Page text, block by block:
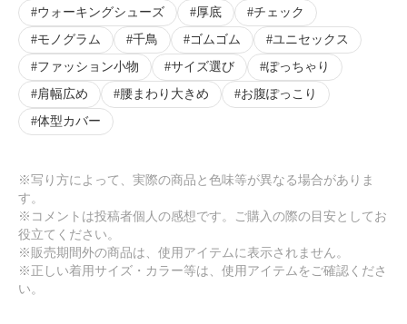
ウォーキングシューズ
厚底
チェック
モノグラム
千鳥 ゴムゴム
ユニセックス
ファッション小物
サイズ選び
ぽっちゃり
肩幅広め
腰まわり大きめ
お腹ぽっこり
体型カバー
※写り方によって、実際の商品と色味等が異なる場合がありま
す。
※コメントは投稿者個人の感想です。ご購入の際の目安としてお
役立てください。
※販売期間外の商品は、使用アイテムに表示されません。
※正しい着用サイズ・カラー等は、使用アイテムをご確認くださ
い。